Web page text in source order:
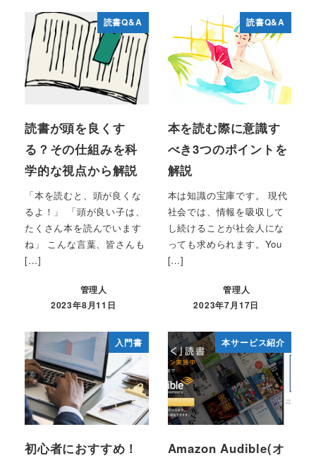
読書Q&A
読書が頭を良くす
る？その仕組みを科
学的な視点から解説
「本を読むと、頭が良くな
るよ！」 「頭が良い子は、
たくさん本を読んでいます
ね」 こんな言葉、皆さんも
[…]
管理人
2023年8月11日
読書Q&A
本を読む際に意識す
べき3つのポイントを
解説
本は知識の宝庫です。 現代
社会では、情報を吸収して
し続けることが社会人にな
っても求められます。You
[…]
管理人
2023年7月17日
入門書
初心者におすすめ！
本サービス紹介
Amazon Audible(オ